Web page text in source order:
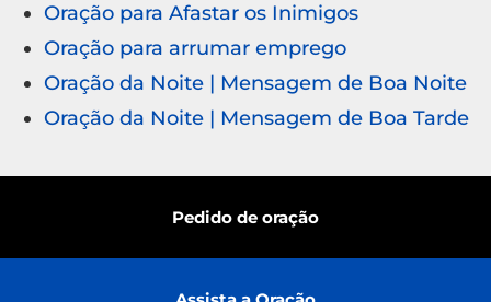
Oração para Afastar os Inimigos
Oração para arrumar emprego
Oração da Noite | Mensagem de Boa Noite
Oração da Noite | Mensagem de Boa Tarde
Pedido de oração